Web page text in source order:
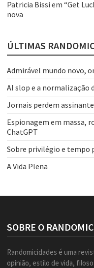
Patricia Bissi em “Get
nova
ÚLTIMAS
Admirável mundo novo,
AI slop e a normalização
Jornais perdem
Espionagem em massa,
ChatGPT
Sobre privilégio e tempo
A Vida Plena
SOBRE O
Randomicidades é uma
opinião, estilo de vida,